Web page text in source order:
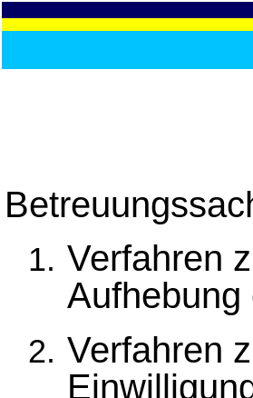
Verfahren
Aufhebung
Verfahren